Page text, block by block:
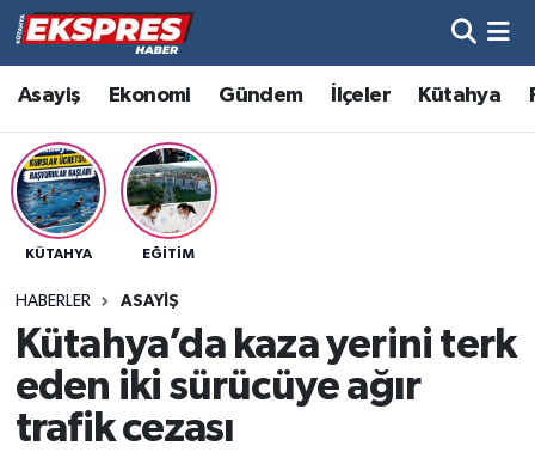
Asayiş Ekonomi Gündem İlçeler Kütahya
KÜTAHYA EĞITIM
HABERLER ASAYIŞ
Kütahya’da kaza yerini terk
eden iki sürücüye ağır
trafik cezası
Altıntaş
Asayiş
Aslanapa
Bölge
Çavdarhisar
Hava Durumu
Trafik Durumu
Süper Lig Puan Durumu ve Fikstür
Son Dakika Haberleri
Haber Arşivi